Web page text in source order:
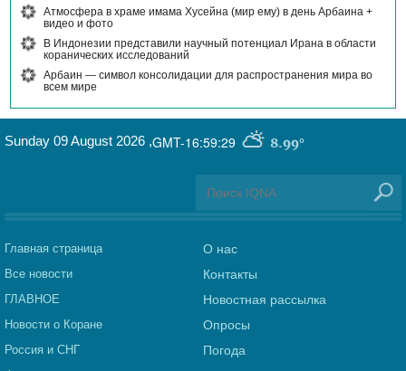
Атмосфера в храме имама Хусейна (мир ему) в день Арбаина +
видео и фото
В Индонезии представили научный потенциал Ирана в области
коранических исследований
Арбаин — символ консолидации для распространения мира во
всем мире
GMT-16:59:29 8.99°
Sunday 09 August 2026 ,
Главная страница
Все новости
ГЛАВНОЕ
Новости о Коране
Россия и СНГ
О нас
Контакты
Новостная рассылка
Опросы
Погода